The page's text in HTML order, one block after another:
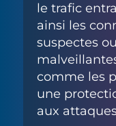
le trafic
ainsi les
suspectes
comme les
une
aux